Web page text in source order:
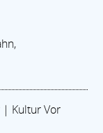
| Kultur Vor